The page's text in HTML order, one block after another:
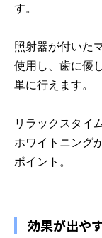
す。
照射器が付いた
使用し、歯に優
単に行えます。
リラックスタイ
ホワイトニング
ポイント。
効果が出や